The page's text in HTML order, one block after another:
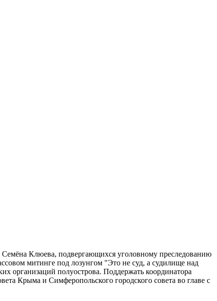
Клюева, подвергающихся уголовному преследованию
митинге под лозунгом "Это не суд, а судилище над
организаций полуострова. Поддержать координатора
Крыма и Симферопольского городского совета во главе с